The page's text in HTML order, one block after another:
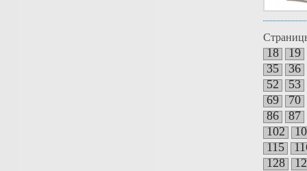
18
19
35
36
52
53
69
70
86
87
102
115
128